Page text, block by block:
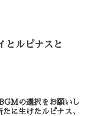
とルピナスと
の選択をお願いし
に生けたルピナス、